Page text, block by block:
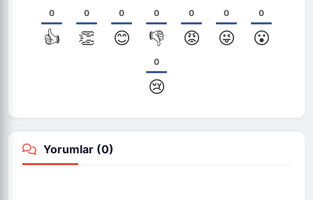
0
👍
0
👏
0
😊
0
👎
0
😡
0
😜
0
😮
0
😢
Yorumlar (0)